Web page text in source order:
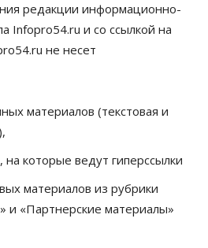
дети: в десяти
области введут
отдела полиции
повлияли на урожай в
но режима ЧС не будет
редакции информационно-
Infopro54.ru и со ссылкой на
не несет
материалов (текстовая и
которые ведут гиперссылки
материалов из рубрики
и «Партнерские материалы»